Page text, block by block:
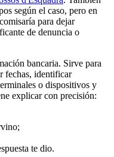
según el caso, pero en
para dejar
de denuncia o
bancaria. Sirve para
fechas, identificar
o dispositivos y
explicar con precisión:
te dio.